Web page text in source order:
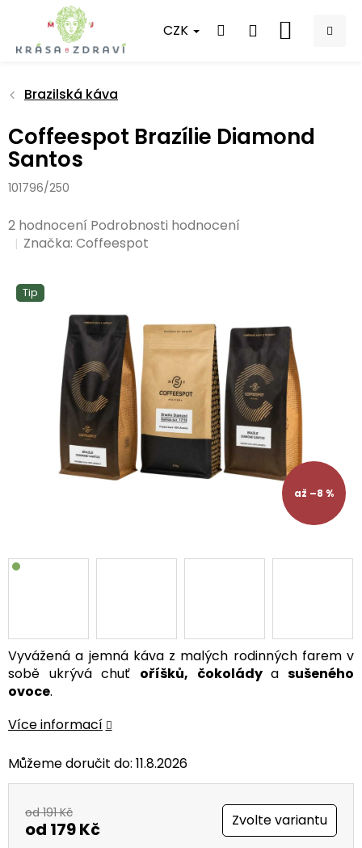
obsah
CZK
NÁKUPNÍ
Brazilská káva
Coffeespot Brazílie Diamond
Santos
101796/250
Průměrné
hodnocení
5,0
hvězdiček.
2 hodnocení Podrobnosti hodnocení
Značka:Coffeespot
až –8 %
Tip
Vyvážená a jemná káva z malých rodinných farem v
sobě ukrývá chuť oříšků, čokolády a sušeného
ovoce.
Více informací
Můžeme doručit do: 11.8.2026
od 191 Kč
od 179 Kč Zvolte variantu